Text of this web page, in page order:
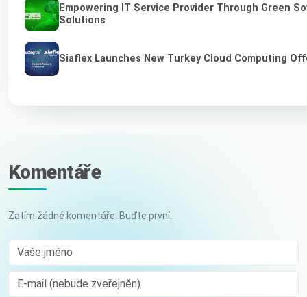
Empowering IT Service Provider Through Green
Solutions
Siaflex Launches New Turkey Cloud Computing
Komentáře
Zatím žádné komentáře. Buďte první.
Vaše jméno
E-mail (nebude zveřejněn)